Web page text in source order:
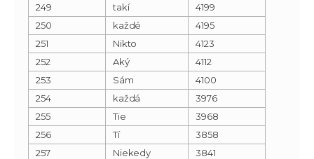
249
takí
4199
250
každé
4195
251
Nikto
4123
252
Aký
4112
253
Sám
4100
254
každá
3976
255
Tie
3968
256
Tí
3858
257
Niekedy
3841